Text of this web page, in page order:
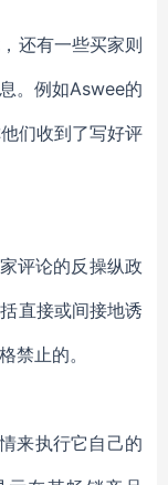
还有一些买家则
。例如Aswee的
们收到了写好评
评论的反操纵政
直接或间接地诱
禁止的。
来执行它自己的